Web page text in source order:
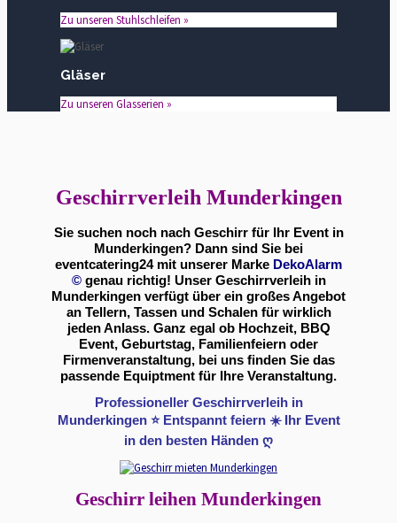
Zu unseren Stuhlschleifen »
Gläser
Zu unseren Glasserien »
Geschirrverleih Munderkingen
Sie suchen noch nach Geschirr für Ihr Event in
Munderkingen? Dann sind Sie bei
eventcatering24 mit unserer Marke DekoAlarm
©genau richtig! Unser Geschirrverleih in
Munderkingen verfügt über ein großes Angebot
an Tellern, Tassen und Schalen für wirklich
jeden Anlass. Ganz egal ob Hochzeit, BBQ
Event, Geburtstag, Familienfeiern oder
Firmenveranstaltung, bei uns finden Sie das
passende Equiptment für Ihre Veranstaltung.
Professioneller Geschirrverleih in
Munderkingen ⭐ Entspannt feiern ☀️ Ihr Event
in den besten Händen ღ
Geschirr leihen Munderkingen